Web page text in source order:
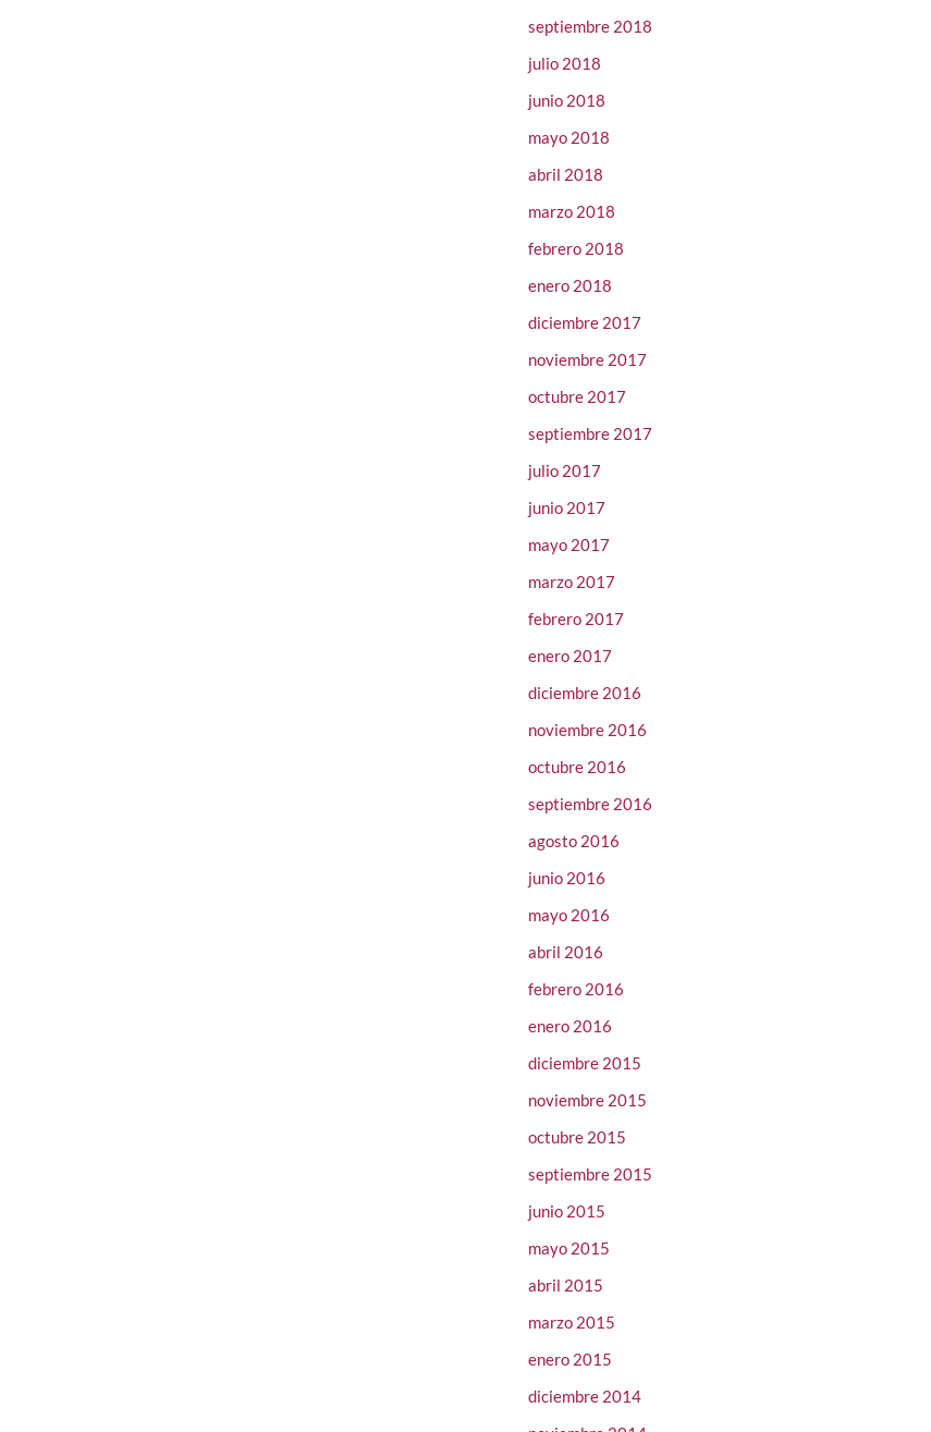
septiembre 2018
julio 2018
junio 2018
mayo 2018
abril 2018
marzo 2018
febrero 2018
enero 2018
diciembre 2017
noviembre 2017
octubre 2017
septiembre 2017
julio 2017
junio 2017
mayo 2017
marzo 2017
febrero 2017
enero 2017
diciembre 2016
noviembre 2016
octubre 2016
septiembre 2016
agosto 2016
junio 2016
mayo 2016
abril 2016
febrero 2016
enero 2016
diciembre 2015
noviembre 2015
octubre 2015
septiembre 2015
junio 2015
mayo 2015
abril 2015
marzo 2015
enero 2015
diciembre 2014